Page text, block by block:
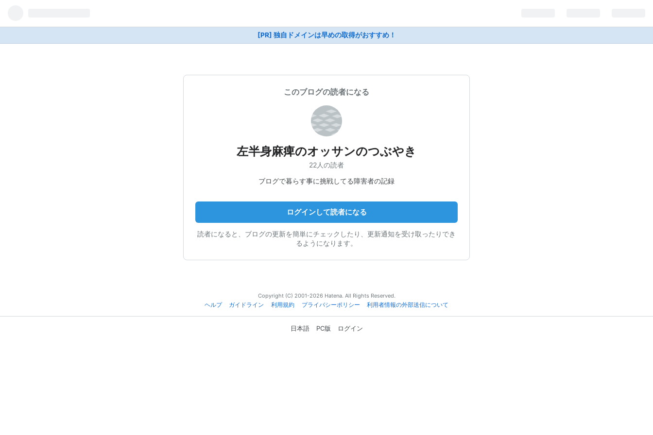
[PR] 独自ドメインは早めの取得がおすすめ！
このブログの読者になる
左半身麻痺のオッサンのつぶやき
22人の読者
ブログで暮らす事に挑戦してる障害者の記録
ログインして読者になる
読者になると、ブログの更新を簡単にチェックしたり、更新通知を受け取ったりでき
るようになります。
Copyright (C) 2001-2026 Hatena. All Rights Reserved.
ヘルプ
ガイドライン 利用規約 プライバシーポリシー 利用者情報の外部送信について
日本語 PC版 ログイン